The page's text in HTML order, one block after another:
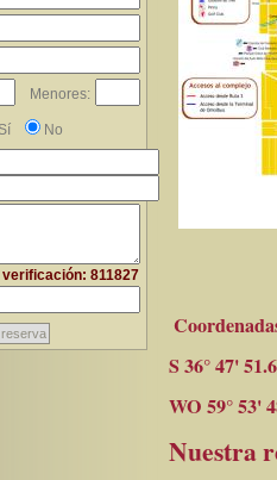
Menores:
Sí
No
verificación: 811827
reserva
S 36° 47'
WO 59° 53'
Nuestra